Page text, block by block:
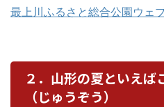
最上川ふるさと総合公園ウェ
２．山形の夏といえば
（じゅうぞう）